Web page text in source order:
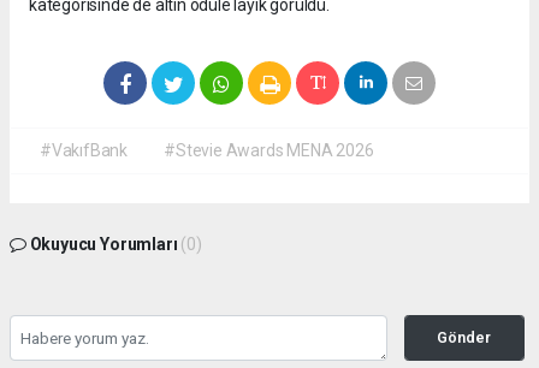
kategorisinde de altın ödüle layık görüldü.
#VakıfBank #Stevie Awards MENA 2026
Okuyucu Yorumları (0)
Gönder